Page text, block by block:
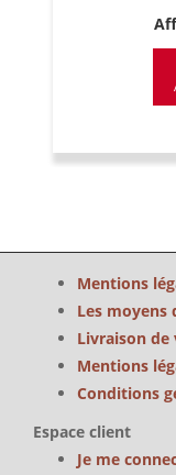
Mentions
Les moyens
Livraison de
Mentions
Conditions
Espace client
Je me